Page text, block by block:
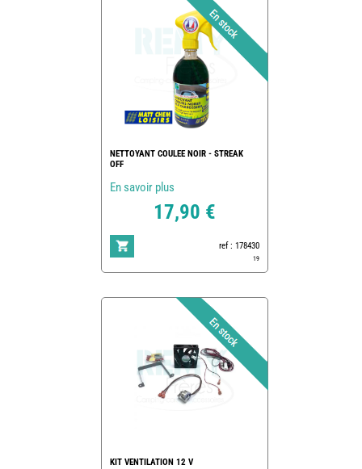
NETTOYANT COULEE NOIR - STREAK
OFF
En savoir plus
17,90 €
ref : 178430
19
KIT VENTILATION 12 V